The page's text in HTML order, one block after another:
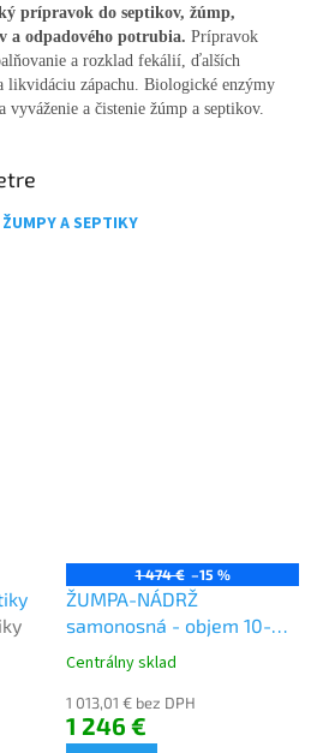
1 474 € –15 %
ŽUMPA-NÁDRŽ
samonosná - objem 10-m3
VALCOVÉ - na odpadovú
vodu - 10 000 litrov
Centrálny sklad
1 013,01 € bez DPH
1 246 €
prípravok do septikov, žúmp,
a odpadového potrubia. Prípravok
a rozklad fekálií, ďalších
likvidáciu zápachu. Biologické enzýmy
vyváženie a čistenie žúmp a septikov.
A SEPTIKY